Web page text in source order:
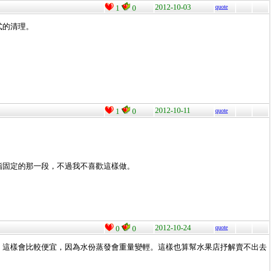
1 0 2012-10-03 quote
清理。
1 0 2012-10-11 quote
定的那一段，不過我不喜歡這樣做。
0 0 2012-10-24 quote
樣會比較便宜，因為水份蒸發會重量變輕。這樣也算幫水果店抒解賣不出去